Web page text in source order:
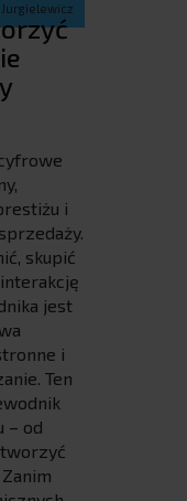
i
skupić
jest
i
Ten
– od